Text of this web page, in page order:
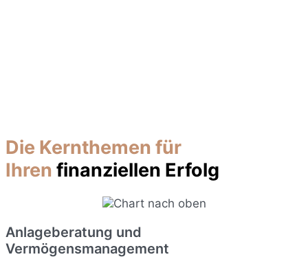
Die Kernthemen für
Ihren finanziellen Erfolg
Anlageberatung und
Vermögensmanagement